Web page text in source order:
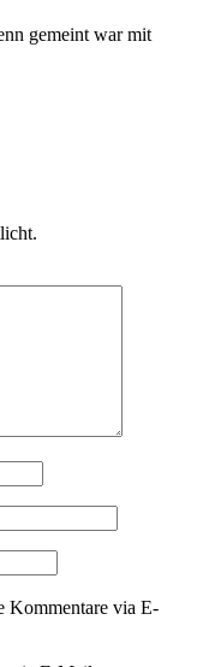
gemeint war mit
Kommentare via E-